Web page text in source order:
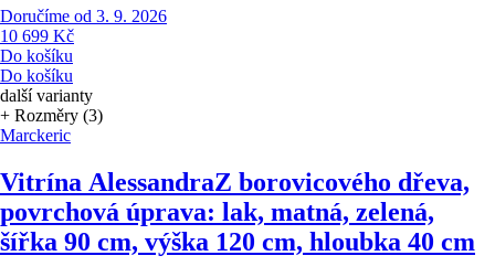
Doručíme od 3. 9. 2026
10 699 Kč
Do košíku
Do košíku
další varianty
+ Rozměry (3)
Marckeric
Vitrína AlessandraZ borovicového dřeva,
povrchová úprava: lak, matná, zelená,
šířka 90 cm, výška 120 cm, hloubka 40 cm